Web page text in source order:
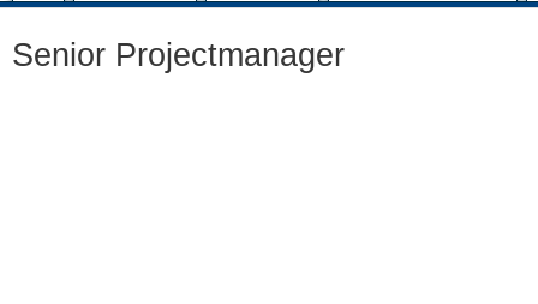
Senior Projectmanager